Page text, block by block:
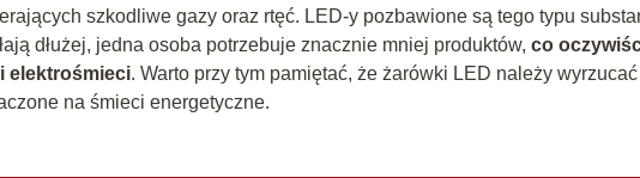
szkodliwe gazy oraz rtęć. LED-y pozbawione są tego typu
dłużej, jedna osoba potrzebuje znacznie mniej produktów, co
elektrośmieci. Warto przy tym pamiętać, że żarówki LED należy
na śmieci energetyczne.